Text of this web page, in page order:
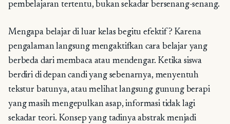
pembelajaran tertentu, bukan sekadar bersenang-senang.
Mengapa belajar di luar kelas begitu efektif? Karena
pengalaman langsung mengaktifkan cara belajar yang
berbeda dari membaca atau mendengar. Ketika siswa
berdiri di depan candi yang sebenarnya, menyentuh
tekstur batunya, atau melihat langsung gunung berapi
yang masih mengepulkan asap, informasi tidak lagi
sekadar teori. Konsep yang tadinya abstrak menjadi